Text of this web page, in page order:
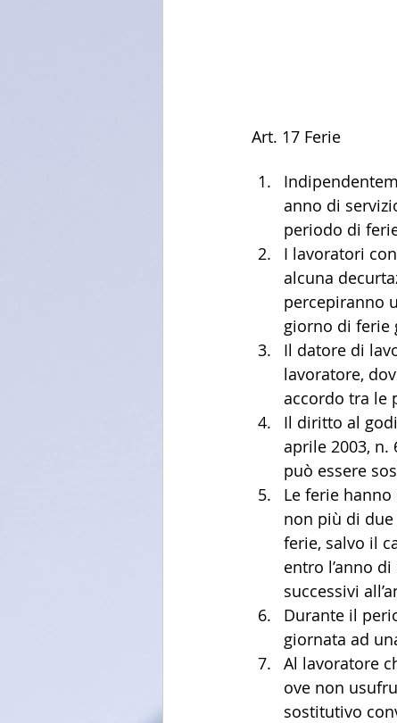
Art. 17 Ferie
anno di
periodo di
I lavoratori
alcuna
percepiranno
giorno di ferie
Il datore di
lavoratore,
accordo tra le
Il diritto al
aprile 2003,
può essere
Le ferie
non più di
ferie, salvo il
entro l’anno
successivi
Durante il
giornata ad
Al lavoratore
ove non
sostitutivo